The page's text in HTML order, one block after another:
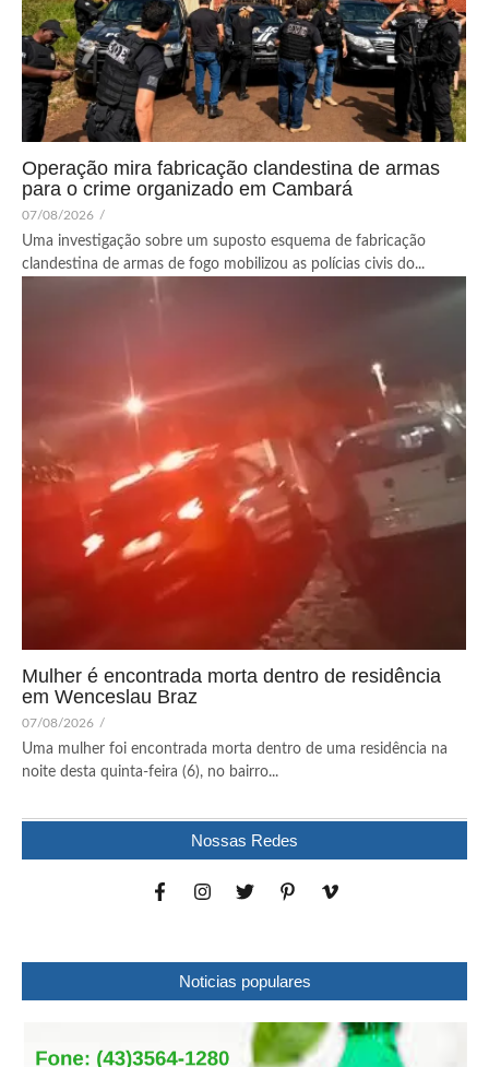
Operação mira fabricação clandestina de armas
para o crime organizado em Cambará
07/08/2026 /
Uma investigação sobre um suposto esquema de fabricação
clandestina de armas de fogo mobilizou as polícias civis do...
Mulher é encontrada morta dentro de residência
em Wenceslau Braz
07/08/2026 /
Uma mulher foi encontrada morta dentro de uma residência na
noite desta quinta-feira (6), no bairro...
Nossas Redes
Noticias populares